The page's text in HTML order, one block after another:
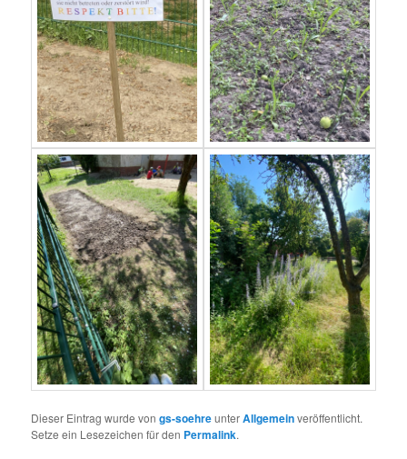
Dieser Eintrag wurde vongs-soehreunterAllgemeinveröffentlicht.
Setze ein Lesezeichen für den Permalink.